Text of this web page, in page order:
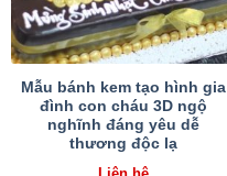
Mẫu bánh kem tạo hình gia
đình con cháu 3D ngộ
nghĩnh đáng yêu dễ
thương độc lạ